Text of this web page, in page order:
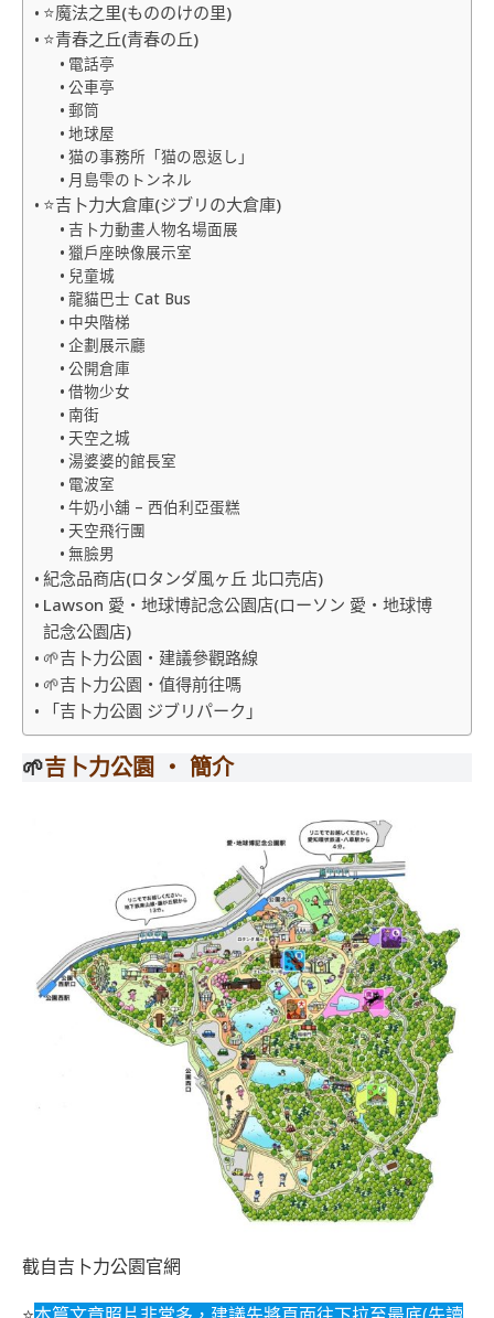
⭐魔法之里(もののけの里)
⭐青春之丘(青春の丘)
電話亭
公車亭
郵筒
地球屋
猫の事務所「猫の恩返し」
月島雫のトンネル
⭐吉卜力大倉庫(ジブリの大倉庫)
吉卜力動畫人物名場面展
獵戶座映像展示室
兒童城
龍貓巴士 Cat Bus
中央階梯
企劃展示廳
公開倉庫
借物少女
南街
天空之城
湯婆婆的館長室
電波室
牛奶小舖 – 西伯利亞蛋糕
天空飛行團
無臉男
紀念品商店(ロタンダ風ヶ丘 北口売店)
Lawson 愛・地球博記念公園店(ローソン 愛・地球博
記念公園店)
🌱吉卜力公園‧建議參觀路線
🌱吉卜力公園‧值得前往嗎
「吉卜力公園 ジブリパーク」
🌱吉卜力公園 ‧ 簡介
截自吉卜力公園官網